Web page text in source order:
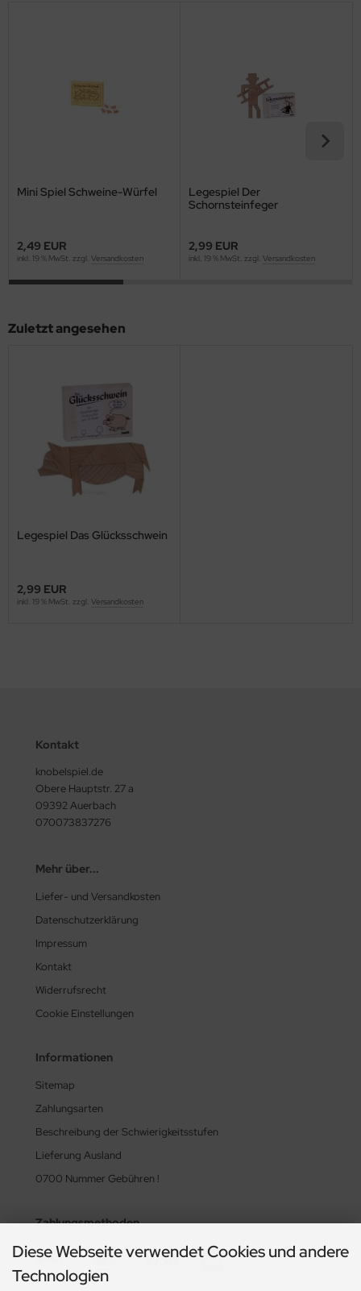
Mini Spiel Schweine-Würfel
2,49 EUR
inkl. 19 % MwSt. zzgl. Versandkosten
Legespiel Der
Schornsteinfeger
2,99 EUR
inkl. 19 % MwSt. zzgl. Versandkosten
Zuletzt angesehen
Legespiel Das Glücksschwein
2,99 EUR
inkl. 19 % MwSt. zzgl. Versandkosten
Kontakt
knobelspiel.de
Obere Hauptstr. 27 a
09392 Auerbach
070073837276
Mehr über...
Liefer- und Versandkosten
Datenschutzerklärung
Impressum
Kontakt
Widerrufsrecht
Cookie Einstellungen
Informationen
Sitemap
Zahlungsarten
Beschreibung der Schwierigkeitsstufen
Lieferung Ausland
0700 Nummer Gebühren !
Zahlungsmethoden
Diese Webseite verwendet Cookies und andere
Technologien